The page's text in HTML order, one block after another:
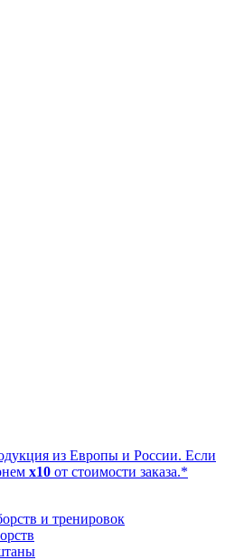
из Европы и России. Если
x10 от стоимости заказа.*
и тренировок